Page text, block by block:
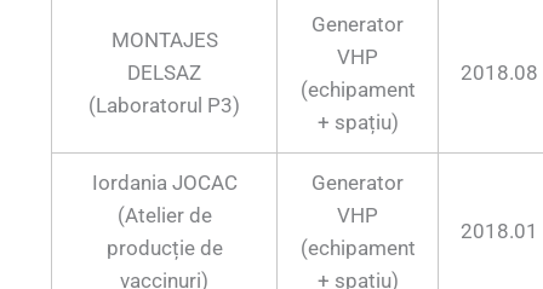
MONTAJES
DELSAZ
(Laboratorul P3)
Generator
VHP
(echipament
+ spațiu)
2018.08
Iordania JOCAC
(Atelier de
producție de
vaccinuri)
Generator
VHP
(echipament
+ spațiu)
2018.01